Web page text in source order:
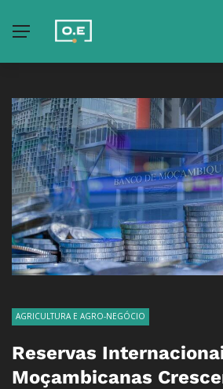
AGRICULTURA E AGRO-NEGÓCIO
Reservas
Moçambicanas